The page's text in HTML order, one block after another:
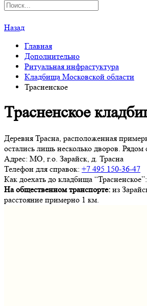
Назад
Главная
Дополнительно
Ритуальная инфрастуктура
Кладбища Московской области
Трасненское
Трасненское
Деревня Трасна, расположенная
остались лишь несколько дворов.
Адрес: МО, г.о. Зарайск, д. Трасна
Телефон для справок: +7 495 150-36-47
Как доехать до кладбища “Трасненское”:
На общественном транспорте: из
расстояние примерно 1 км.